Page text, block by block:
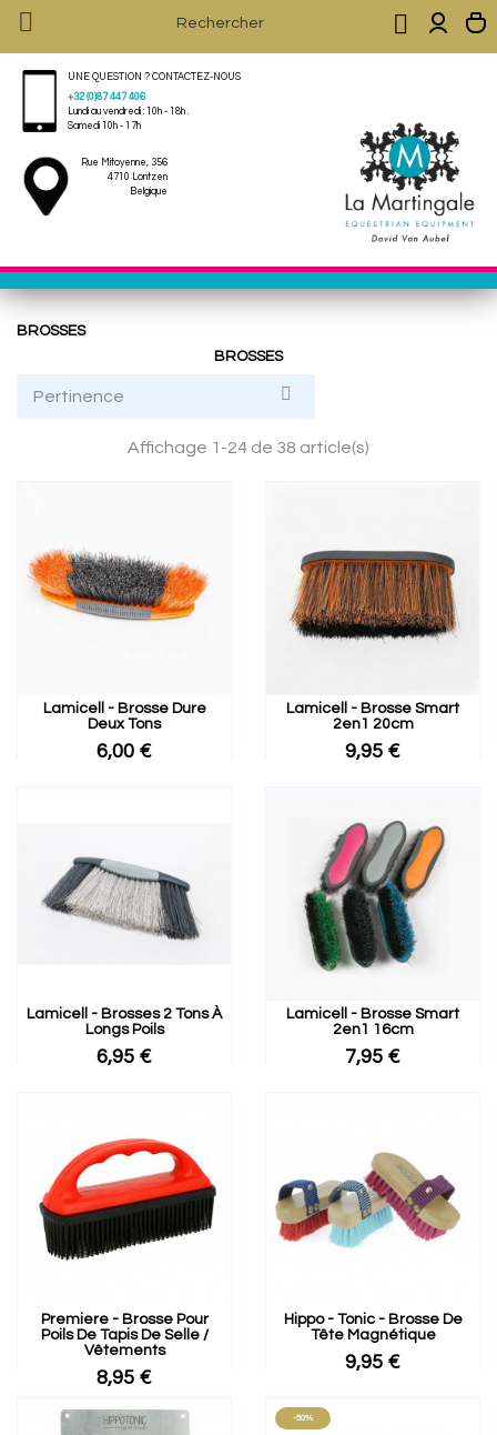
 
UNE QUESTION ? CONTACTEZ-NOUS
+32 (0)87 447 406
Lundi au vendredi : 10h - 18h .
Samedi 10h - 17h
Rue Mitoyenne, 356
4710 Lontzen
Belgique
BROSSES
BROSSES
Pertinence 
Affichage 1-24 de 38 article(s)
Lamicell - Brosse Dure
Deux Tons
6,00 €
Lamicell - Brosse Smart
2en1 20cm
9,95 €
Lamicell - Brosses 2 Tons À
Longs Poils
6,95 €
Lamicell - Brosse Smart
2en1 16cm
7,95 €
Premiere - Brosse Pour
Poils De Tapis De Selle /
Vêtements
8,95 €
Hippo - Tonic - Brosse De
Tête Magnétique
9,95 €
-50%